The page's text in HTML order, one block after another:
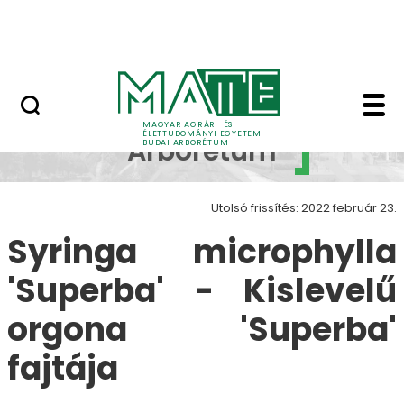
MAGYAR AGRÁR- ÉS
ÉLETTUDOMÁNYI EGYETEM
BUDAI ARBORÉTUM
Syringa microphylla
Budai
Arborétum
Utolsó frissítés: 2022 február 23.
Syringa microphylla
'Superba' - Kislevelű
orgona 'Superba'
fajtája